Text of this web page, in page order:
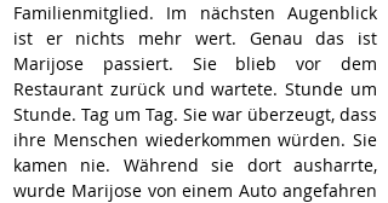
Familienmitglied. Im nächsten Augenblick
ist er nichts mehr wert. Genau das ist
Marijose passiert. Sie blieb vor dem
Restaurant zurück und wartete. Stunde um
Stunde. Tag um Tag. Sie war überzeugt, dass
ihre Menschen wiederkommen würden. Sie
kamen nie. Während sie dort ausharrte,
wurde Marijose von einem Auto angefahren